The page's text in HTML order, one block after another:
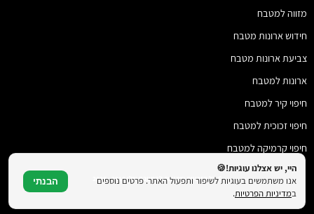
מזווה למטבח
חידוש ארונות מטבח
צביעת ארונות מטבח
ארונות למטבח
חיפוי קיר למטבח
חיפוי זכוכית למטבח
חיפוי קרמיקה למטבח
© כל הזכויות שמורות להמטבח שלי 2018 - 2026
היי, יש אצלנו עוגיות!🍪
אנו משתמשים בעוגיות לשיפור ותפעול האתר. פרטים נוספים
במדיניות הפרטיות.
הבנתי